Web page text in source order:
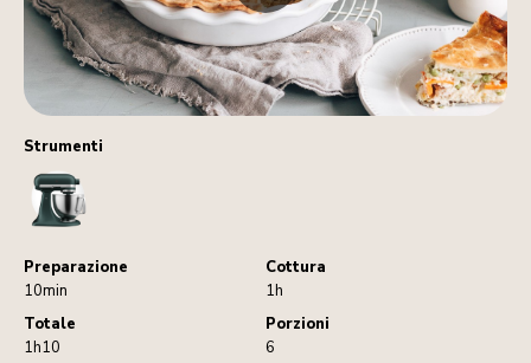
Strumenti
StandMixer
Preparazione
10min
Cottura
1h
Totale
1h10
Porzioni
6